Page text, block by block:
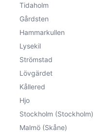
Tidaholm
Gårdsten
Hammarkullen
Lysekil
Strömstad
Lövgärdet
Kållered
Hjo
Stockholm (Stockholm)
Malmö (Skåne)